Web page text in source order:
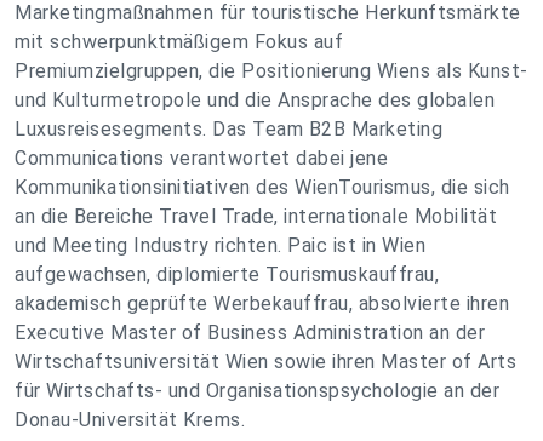
Marketingmaßnahmen für touristische Herkunftsmärkte
mit schwerpunktmäßigem Fokus auf
Premiumzielgruppen, die Positionierung Wiens als Kunst-
und Kulturmetropole und die Ansprache des globalen
Luxusreisesegments. Das Team B2B Marketing
Communications verantwortet dabei jene
Kommunikationsinitiativen des WienTourismus, die sich
an die Bereiche Travel Trade, internationale Mobilität
und Meeting Industry richten. Paic ist in Wien
aufgewachsen, diplomierte Tourismuskauffrau,
akademisch geprüfte Werbekauffrau, absolvierte ihren
Executive Master of Business Administration an der
Wirtschaftsuniversität Wien sowie ihren Master of Arts
für Wirtschafts- und Organisationspsychologie an der
Donau-Universität Krems.